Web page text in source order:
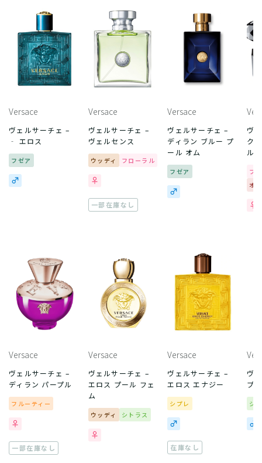
Versace
ヴェルサーチェ –
‐ エロス
フゼア
Versace
ヴェルサーチェ –
ヴェルセンス
ウッディ フローラル
一部在庫なし
Versace
ヴェルサーチェ –
ディラン ブルー プ
ール オム
フゼア
ヴ
ク
ル
フ
オ
Versace
ヴェルサーチェ –
ディラン パープル
フルーティー
一部在庫なし
Versace
ヴェルサーチェ –
エロス プール フェ
ム
ウッディ シトラス
Versace
ヴェルサーチェ –
エロス エナジー
シプレ
在庫なし
ヴ
プ
シ